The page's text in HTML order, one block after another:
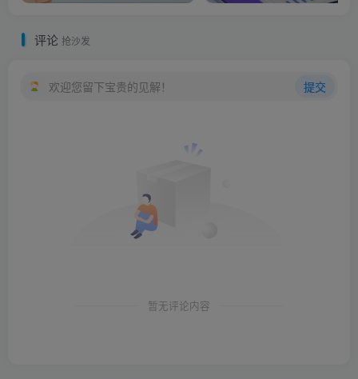
评论 抢沙发
欢迎您留下宝贵的见解！ 提交
暂无评论内容